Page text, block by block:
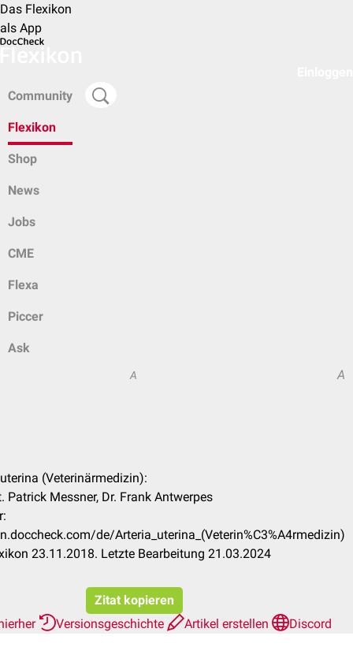
Das Flexikon
als App
Community
Flexikon
Shop
News
Jobs
CME
Flexa
Piccer
Ask
A A
(Veterinärmedizin):
Patrick Messner, Dr. Frank Antwerpes
de/Arteria_uterina_(Veterin%C3%A4rmedizin)
23.11.2018. Letzte Bearbeitung 21.03.2024
Zitat kopieren
Versionsgeschichte Artikel erstellen Discord